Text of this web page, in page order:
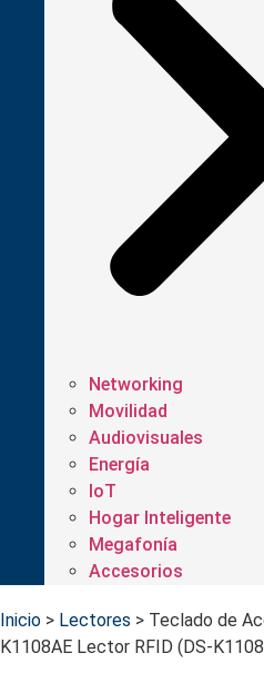
Networking
Movilidad
Audiovisuales
Energía
IoT
Hogar Inteligente
Megafonía
Accesorios
Inicio > Lectores > Teclado de
K1108AE Lector RFID (DS-